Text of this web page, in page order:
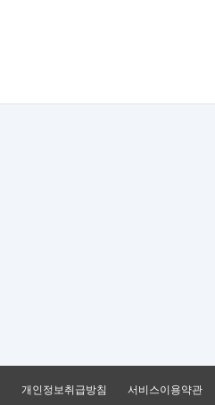
개인정보취급방침 서비스이용약관